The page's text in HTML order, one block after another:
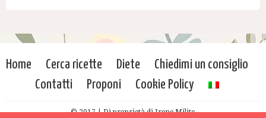
Home Cerca ricette Diete
Chiedimi un consiglio
Contatti
Proponi Cookie Policy
© 2017 | Di proprietà di Irene Milito